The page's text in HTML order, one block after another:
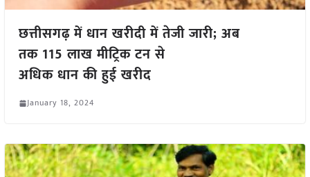
छत्तीसगढ़ में धान खरीदी में तेजी जारी; अब
तक 115 लाख मीट्रिक टन से
अधिक धान की हुई खरीद
January 18, 2024